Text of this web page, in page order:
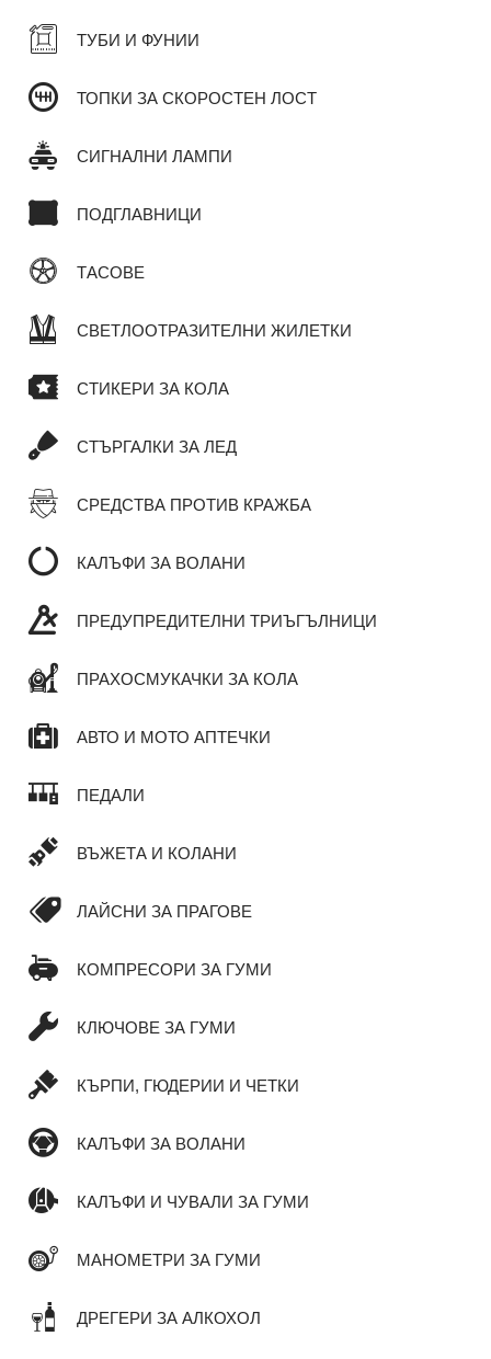
ТУБИ И ФУНИИ
ТОПКИ ЗА СКОРОСТЕН ЛОСТ
СИГНАЛНИ ЛАМПИ
ПОДГЛАВНИЦИ
ТАСОВЕ
СВЕТЛООТРАЗИТЕЛНИ ЖИЛЕТКИ
СТИКЕРИ ЗА КОЛА
СТЪРГАЛКИ ЗА ЛЕД
СРЕДСТВА ПРОТИВ КРАЖБА
КАЛЪФИ ЗА ВОЛАНИ
ПРЕДУПРЕДИТЕЛНИ ТРИЪГЪЛНИЦИ
ПРАХОСМУКАЧКИ ЗА КОЛА
АВТО И МОТО АПТЕЧКИ
ПЕДАЛИ
ВЪЖЕТА И КОЛАНИ
ЛАЙСНИ ЗА ПРАГОВЕ
КОМПРЕСОРИ ЗА ГУМИ
КЛЮЧОВЕ ЗА ГУМИ
КЪРПИ, ГЮДЕРИИ И ЧЕТКИ
КАЛЪФИ ЗА ВОЛАНИ
КАЛЪФИ И ЧУВАЛИ ЗА ГУМИ
МАНОМЕТРИ ЗА ГУМИ
ДРЕГЕРИ ЗА АЛКОХОЛ